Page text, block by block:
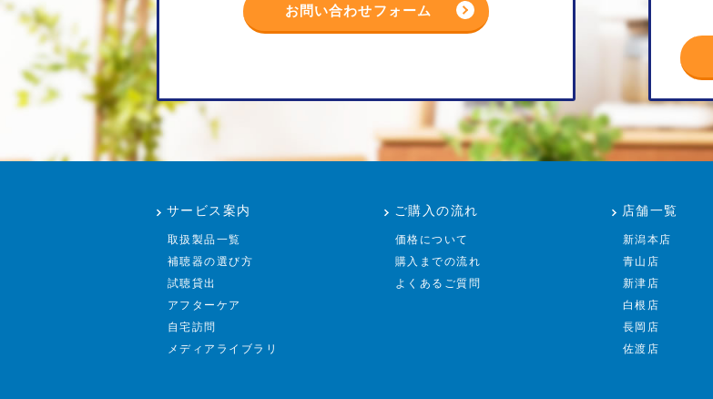
お問い合わせフォーム
サービス案内
取扱製品一覧
補聴器の選び方
試聴貸出
アフターケア
自宅訪問
メディアライブラリ
ご購入の流れ
価格について
購入までの流れ
よくあるご質問
店舗一覧
新潟本店
青山店
新津店
白根店
長岡店
佐渡店